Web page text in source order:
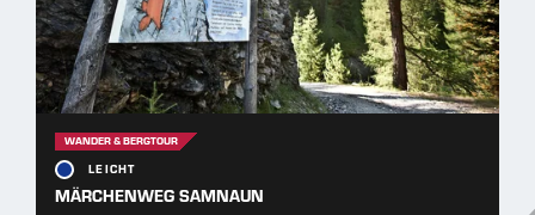
WANDER & BERGTOUR
LEICHT
MÄRCHENWEG SAMNAUN